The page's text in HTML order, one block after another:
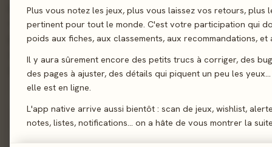
Plus vous notez les jeux, plus vous laissez vos retours, plus
pertinent pour tout le monde. C'est votre participation qui
poids aux fiches, aux classements, aux recommandations, et
Il y aura sûrement encore des petits trucs à corriger, des
des pages à ajuster, des détails qui piquent un peu les
elle est en ligne.
L'app native arrive aussi bientôt : scan de jeux, wishlist,
notes, listes, notifications… on a hâte de vous montrer la
possible en récupérant les meeples correspondant. Faites
vos photos animalières et baisser la valeur de celles de vos
jouant astucieusement vos cartes. Lorsque les 6 cartes
été jouées, la partie s'arrête et on compte les points pour
dernière carte jouée dans sa catégorie.
Sortie